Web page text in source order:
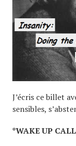
J’écris ce billet
sensibles,
*WAKE UP